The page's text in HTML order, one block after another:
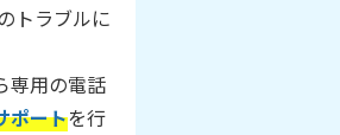
トラブルに
専用の電話
ポートを行